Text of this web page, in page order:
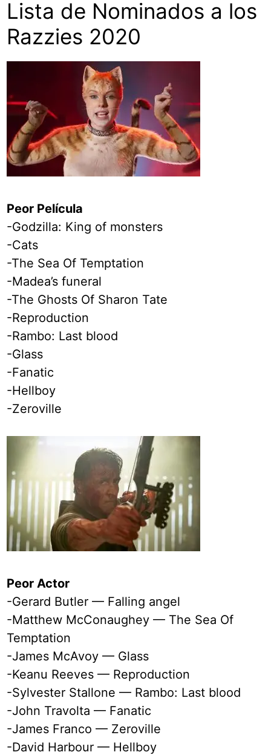
Lista de Nominados a los
Razzies 2020
Peor Película
-Godzilla: King of monsters
-Cats
-The Sea Of Temptation
-Madea’s funeral
-The Ghosts Of Sharon Tate
-Reproduction
-Rambo: Last blood
-Glass
-Fanatic
-Hellboy
-Zeroville
Peor Actor
-Gerard Butler — Falling angel
-Matthew McConaughey — The Sea Of
Temptation
-James McAvoy — Glass
-Keanu Reeves — Reproduction
-Sylvester Stallone — Rambo: Last blood
-John Travolta — Fanatic
-James Franco — Zeroville
-David Harbour — Hellboy